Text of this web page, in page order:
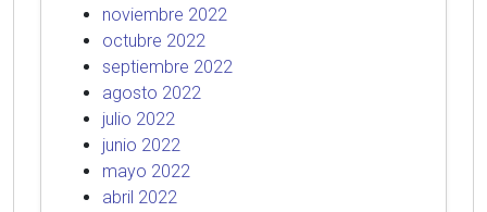
noviembre 2022
octubre 2022
septiembre 2022
agosto 2022
julio 2022
junio 2022
mayo 2022
abril 2022